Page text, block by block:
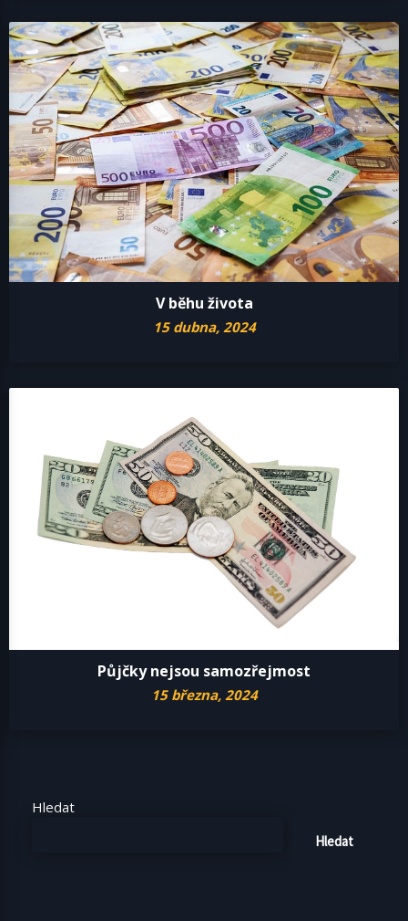
V běhu života
15 dubna, 2024
Půjčky nejsou samozřejmost
15 března, 2024
Hledat
Hledat